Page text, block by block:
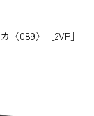
089〉［2VP］